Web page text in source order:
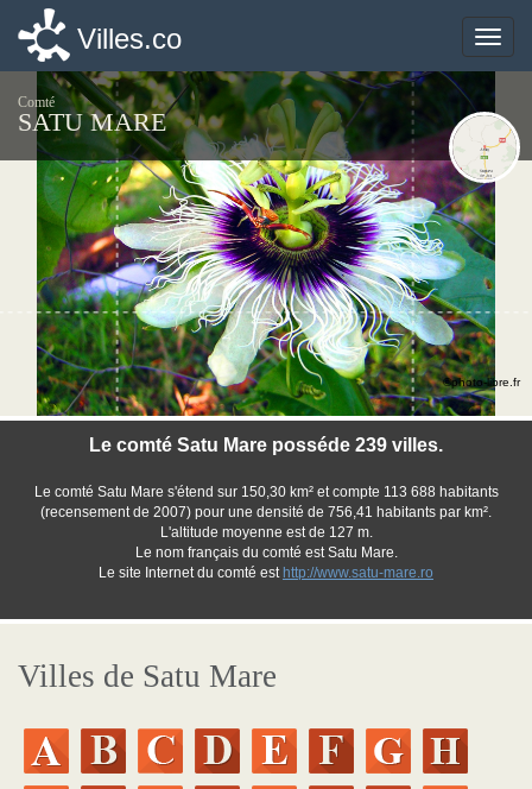
Toggle
Villes.co
Comté
SATU MARE
Le comté Satu Mare posséde 239 villes.
Le comté Satu Mare s'étend sur 150,30 km² et compte 113 688 habitants
(recensement de 2007) pour une densité de 756,41 habitants par km².
L'altitude moyenne est de 127 m.
Le nom français du comté est Satu Mare.
Le site Internet du comté est http://www.satu-mare.ro
©photo-libre.fr
Villes de Satu Mare
Toggle
Villes.co